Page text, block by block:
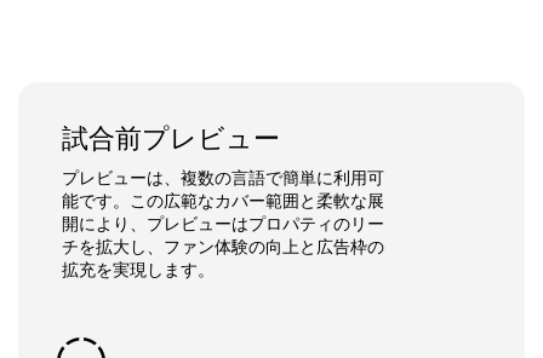
試合前プレビュー
プレビューは、複数の言語で簡単に利用可
能です。​この広範なカバー範囲と柔軟な展
開により、プレビューはプロパティのリー
チを拡大し、ファン体験の向上と広告枠の
拡充を実現します。